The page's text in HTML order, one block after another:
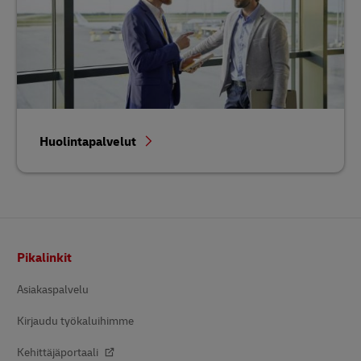
Huolintapalvelut
Pikalinkit
Asiakaspalvelu
Kirjaudu työkaluihimme
Kehittäjäportaali